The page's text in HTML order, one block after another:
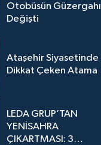
Otobüsün Güzergahı
Değişti
Ataşehir Siyasetinde
Dikkat Çeken Atama
LEDA GRUP’TAN
YENİSAHRA
ÇIKARTMASI: 3